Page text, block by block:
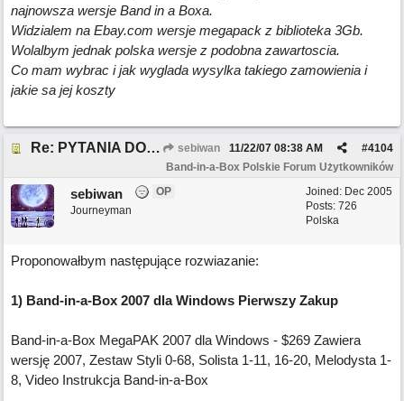
najnowsza wersje Band in a Boxa.
Widzialem na Ebay.com wersje megapack z biblioteka 3Gb.
Wolalbym jednak polska wersje z podobna zawartoscia.
Co mam wybrac i jak wyglada wysylka takiego zamowienia i
jakie sa jej koszty
Re: PYTANIA DO MODERATORA sebiwan #4104
11/22/07 08:38 AM
Band-in-a-Box Polskie Forum Użytkowników
Joined: Dec 2005
Posts: 726
Polska
sebiwan
OP
Journeyman
Proponowałbym następujące rozwiazanie:
1) Band-in-a-Box 2007 dla Windows Pierwszy Zakup
Band-in-a-Box MegaPAK 2007 dla Windows - $269 Zawiera
wersję 2007, Zestaw Styli 0-68, Solista 1-11, 16-20, Melodysta 1-
8, Video Instrukcja Band-in-a-Box